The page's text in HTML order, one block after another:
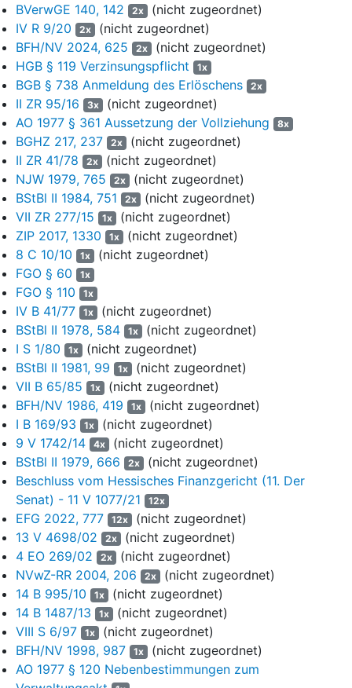
dem ab dem … gültigen Gesellschaftsvertrag [Bl. 155 ff. der
Gesellschafts- und Vertragsakte] wurde § 2.4.3 GV um einen
Satz 2 ergänzt, nach welchem die Komplementärin den
Gesellschaftsanteil des ausscheidenden Gesellschafters
übernahm.
§ 6.2 GV lautete wie folgt:
„Scheidet ein mit einer Kapitaleinlage beteiligter Gesellschafter
aus der Gesellschaft aus, hat er Anspruch auf ein
Auseinandersetzungsguthaben. Das
Auseinandersetzungsguthaben besteht in dem anteiligen
Eigenkapital, das der Gesellschaftsanteil repräsentiert; weder
wird hierbei ein Firmenwert berücksichtigt noch werden hierbei
etwaige stille Reserven aufgelöst. Sollte diese
Buchwertabfindung unangemessen sein, so wird ein
unabhängiger Wirtschaftsprüfer das angemessene
Auseinandersetzungsguthaben ermitteln. Die Kosten des
Wirtschaftsprüfers trägt die den Wirtschaftsprüfer beauftragende
Partei. Die Bestimmungen in § 6.6 bleiben hiervon unberührt.“
Die KG hatte mit der H AG „unechte“
Produktionsdienstleistungsverträge über folgende Filmprojekte
abgeschlossen, die bis auf „…“ auch realisiert wurden: „…“
(xx.xx.1999), „…“ (xx.xx.1999), „…“ (xx.xx.1999), „…“
(xx.xx.2000), „…“ (xx.xx.2001), „…“ (xx.xx.1999).
Laut Rahmenvereinbarung vom … sollte die KG Hersteller und
Rechteinhaber der Filmprojekte sein, die Produktion sollte
jedoch durch die H AG durchgeführt bzw. überwacht werden.
Diese beauftragte wiederum die eigentlichen Produktionsfirmen
(Filmstudios), im Einzelnen für die Filme „…“, „…“ und „…“ die
BG Gruppe und für die Filme „…“ und „…“ die KR Gruppe. Das
nicht realisierte Projekt „…“ wurde später durch den Film „…“
ersetzt.
Die H AG war dazu verpflichtet, nach Beendigung der
Produktion des jeweiligen Films eine Abrechnung der
Produktions- bzw. Herstellungskosten zu erstellen
(Produktionsabrechnung). Eine Abrechnung der
Herstellungskosten für die produzierten Filme durch die H AG ist
BVerwGE 140, 142 2x (nicht zugeordnet)
IV R 9/20
2x (nicht zugeordnet)
BFH/NV 2024, 625
2x (nicht zugeordnet)
HGB § 119 Verzinsungspflicht
1x
BGB § 738 Anmeldung des Erlöschens 2x
II ZR 95/16 3x (nicht zugeordnet)
AO 1977 § 361 Aussetzung der Vollziehung
8x
BGHZ 217, 237 2x (nicht zugeordnet)
II ZR 41/78
2x (nicht zugeordnet)
NJW 1979, 765
2x (nicht zugeordnet)
BStBl II 1984, 751
2x (nicht zugeordnet)
VII ZR 277/15
1x (nicht zugeordnet)
ZIP 2017, 1330
1x (nicht zugeordnet)
8 C 10/10
1x (nicht zugeordnet)
FGO § 60
1x
FGO § 110 1x
IV B 41/77 1x (nicht zugeordnet)
BStBl II 1978, 584
1x (nicht zugeordnet)
I S 1/80
1x (nicht zugeordnet)
BStBl II 1981, 99
1x (nicht zugeordnet)
VII B 65/85
1x (nicht zugeordnet)
BFH/NV 1986, 419
1x (nicht zugeordnet)
I B 169/93
1x (nicht zugeordnet)
9 V 1742/14
4x (nicht zugeordnet)
BStBl II 1979, 666
2x (nicht zugeordnet)
Beschluss vom Hessisches Finanzgericht (11. Der
Senat) - 11 V 1077/21
12x
EFG 2022, 777 12x (nicht zugeordnet)
13 V 4698/02
2x (nicht zugeordnet)
4 EO 269/02
2x (nicht zugeordnet)
NVwZ-RR 2004, 206
2x (nicht zugeordnet)
14 B 995/10
1x (nicht zugeordnet)
14 B 1487/13
1x (nicht zugeordnet)
VIII S 6/97
1x (nicht zugeordnet)
BFH/NV 1998, 987
1x (nicht zugeordnet)
AO 1977 § 120 Nebenbestimmungen zum